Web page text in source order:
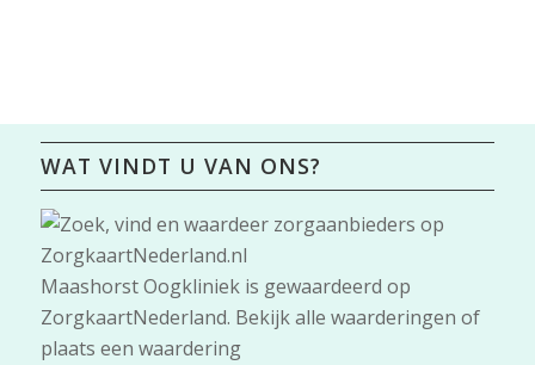
WAT VINDT U VAN ONS?
Maashorst Oogkliniekis gewaardeerd op
ZorgkaartNederland. Bekijk alle waarderingen of
plaats een waardering